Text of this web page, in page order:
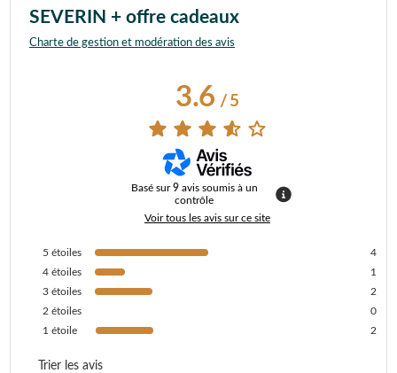
SEVERIN + offre cadeaux
Charte de gestion et modération des avis
3.6/ 5
Basé sur9 avis soumis à un
contrôle
Voir tous les avis sur ce site
5 étoiles
4
4 étoiles
1
3 étoiles
2
2 étoiles
0
1 étoile 2
Trier les avis